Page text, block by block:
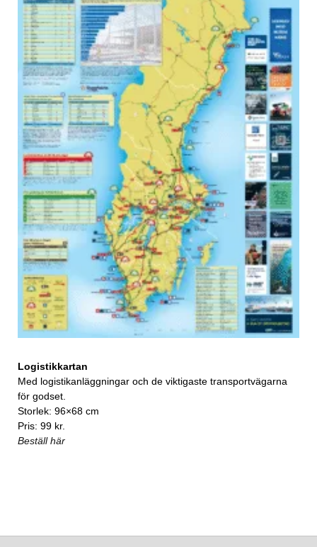
Logistikkartan
Med logistikanläggningar och de viktigaste transportvägarna
för godset.
Storlek: 96×68 cm
Pris: 99 kr.
Beställ här